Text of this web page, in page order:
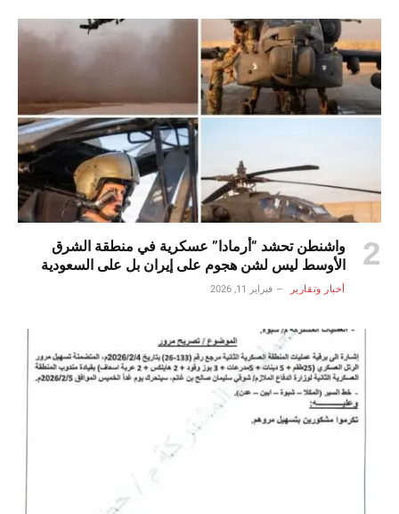
واشنطن تحشد “أرمادا” عسكرية في منطقة الشرق
الأوسط ليس لشن هجوم على إيران بل على السعودية
أخبار وتقارير فبراير 11, 2026